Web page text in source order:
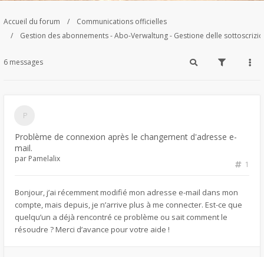
Accueil du forum
Communications officielles
Gestion des abonnements - Abo-Verwaltung - Gestione delle
6 messages
Problème de connexion après le changement d'adresse e-
mail.
1
par Pamelalix
Bonjour, j’ai récemment modifié mon adresse e-mail dans mon
compte, mais depuis, je n’arrive plus à me connecter. Est-ce que
quelqu’un a déjà rencontré ce problème ou sait comment le
résoudre ? Merci d’avance pour votre aide !